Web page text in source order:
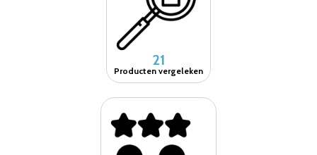
21
Producten vergeleken